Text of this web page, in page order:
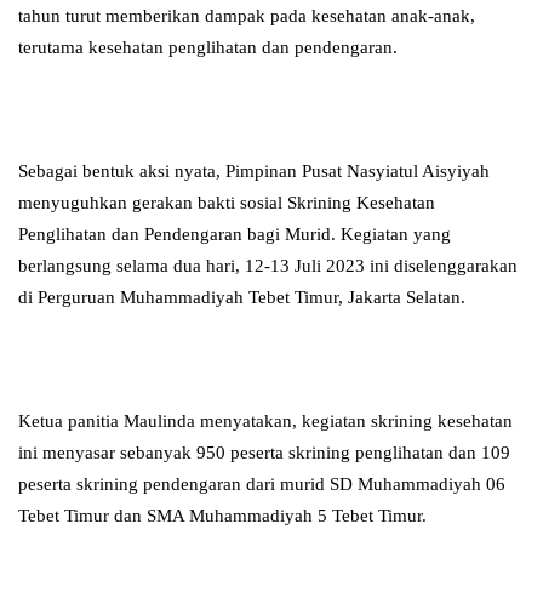
tahun turut memberikan dampak pada kesehatan anak-anak,
terutama kesehatan penglihatan dan pendengaran.
Sebagai bentuk aksi nyata, Pimpinan Pusat Nasyiatul Aisyiyah
menyuguhkan gerakan bakti sosial Skrining Kesehatan
Penglihatan dan Pendengaran bagi Murid. Kegiatan yang
berlangsung selama dua hari, 12-13 Juli 2023 ini diselenggarakan
di Perguruan Muhammadiyah Tebet Timur, Jakarta Selatan.
Ketua panitia Maulinda menyatakan, kegiatan skrining kesehatan
ini menyasar sebanyak 950 peserta skrining penglihatan dan 109
peserta skrining pendengaran dari murid SD Muhammadiyah 06
Tebet Timur dan SMA Muhammadiyah 5 Tebet Timur.